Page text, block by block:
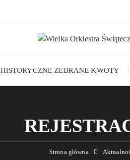
HISTORYCZNE ZEBRANE KWOTY
Strona główna